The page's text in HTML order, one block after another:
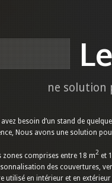
ne solution
avez besoin d’un stand de
Nous avons une solution
zones comprises entre 18 m2 et
des couvertures,
utilisé en intérieur et en